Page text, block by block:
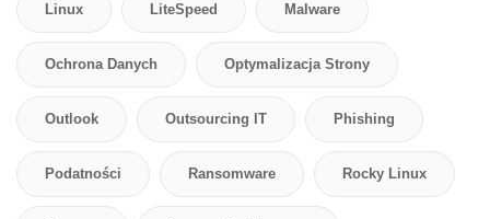
Linux LiteSpeed Malware
Ochrona Danych Optymalizacja Strony
Outlook Outsourcing IT Phishing
Podatności Ransomware Rocky Linux